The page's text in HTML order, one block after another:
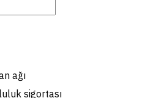
ağı
sigortası